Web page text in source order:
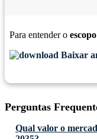
Para entender o
Baixar
Perguntas
Qual valor o